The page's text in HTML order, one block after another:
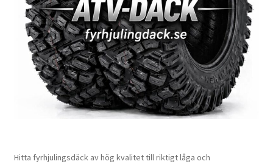
Hitta fyrhjulingsdäck av hög kvalitet till riktigt låga och